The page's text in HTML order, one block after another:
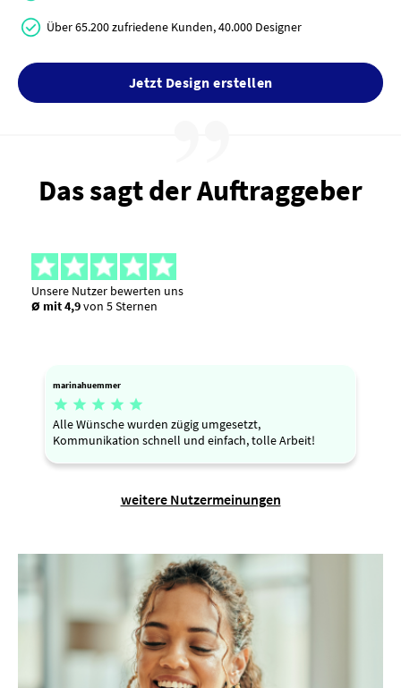
Über 65.200 zufriedene Kunden, 40.000 Designer
Jetzt Design erstellen
Das sagt der Auftraggeber
Unsere Nutzer bewerten uns
Ø mit 4,9von 5 Sternen
marinahuemmer
    
Alle Wünsche wurden zügig umgesetzt,
Kommunikation schnell und einfach, tolle Arbeit!
weitere Nutzermeinungen